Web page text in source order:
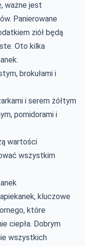
ważne jest
Panierowane
ziół będą
Oto kilka
brokułami i
i serem żółtym
pomidorami i
wartości
wszystkim
kluczowe
które
ciepła. Dobrym
wszystkich